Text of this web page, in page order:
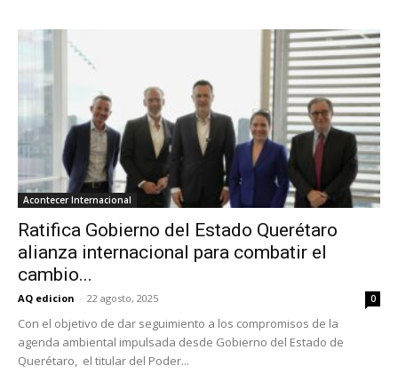
Acontecer Internacional
Ratifica Gobierno del Estado Querétaro
alianza internacional para combatir el
cambio...
AQ edicion - 22 agosto, 2025 0
Con el objetivo de dar seguimiento a los compromisos de la
agenda ambiental impulsada desde Gobierno del Estado de
Querétaro, el titular del Poder...